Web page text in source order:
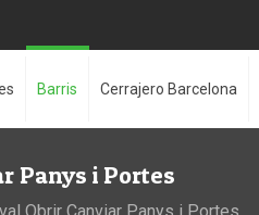
Barris Cerrajero Barcelona
Panys i Portes